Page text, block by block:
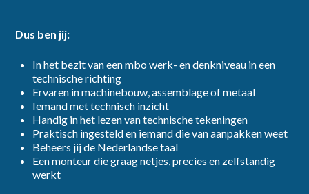
Dus ben jij:
In het bezit van een mbo werk- en denkniveau in een
technische richting
Ervaren in machinebouw, assemblage of metaal
Iemand met technisch inzicht
Handig in het lezen van technische tekeningen
Praktisch ingesteld en iemand die van aanpakken weet
Beheers jij de Nederlandse taal
Een monteur die graag netjes, precies en zelfstandig
werkt